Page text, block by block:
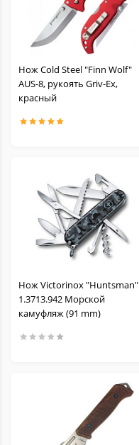
Нож Cold Steel "Finn Wolf"
AUS-8, рукоять Griv-Ex,
красный
Нож Victorinox "Huntsman"
1.3713.942 Морской
камуфляж (91 mm)